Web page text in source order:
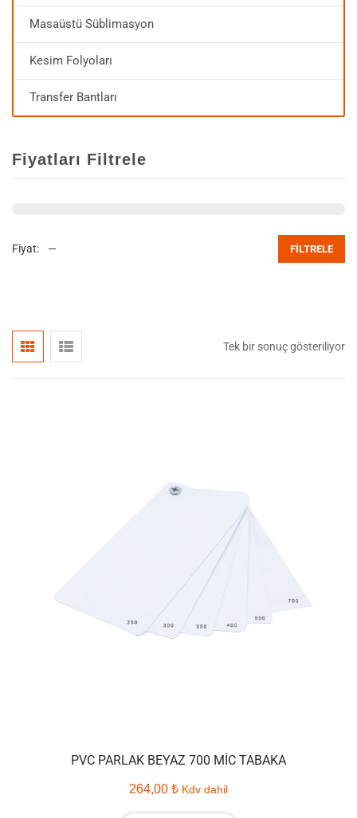
Masaüstü Süblimasyon
Kesim Folyoları
Transfer Bantları
Fiyatları Filtrele
FILTRELE
Fiyat: —
Tek bir sonuç gösteriliyor
PVC PARLAK BEYAZ 700 MIC TABAKA
264,00 ₺ Kdv dahil